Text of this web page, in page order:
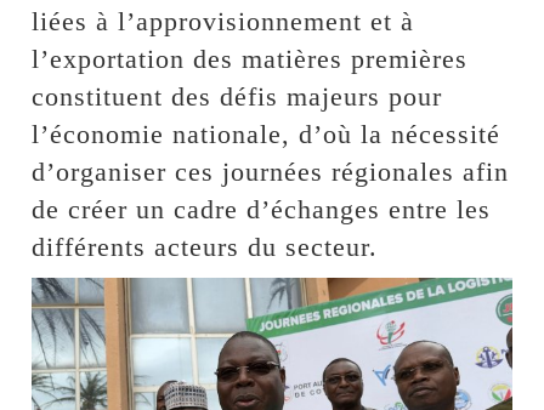
liées à l’approvisionnement et à
l’exportation des matières premières
constituent des défis majeurs pour
l’économie nationale, d’où la nécessité
d’organiser ces journées régionales afin
de créer un cadre d’échanges entre les
différents acteurs du secteur.